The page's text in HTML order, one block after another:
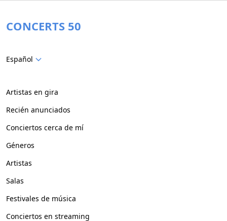
CONCERTS 50
Español
Artistas en gira
Recién anunciados
Conciertos cerca de mí
Géneros
Artistas
Salas
Festivales de música
Conciertos en streaming